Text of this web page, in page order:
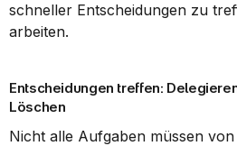
schneller Entscheidungen zu
arbeiten.
Entscheidungen treffen:
Löschen
Nicht alle Aufgaben müssen